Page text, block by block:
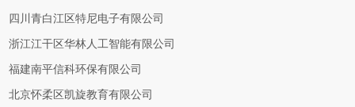
四川青白江区特尼电子有限公司
浙江江干区华林人工智能有限公司
福建南平信科环保有限公司
北京怀柔区凯旋教育有限公司